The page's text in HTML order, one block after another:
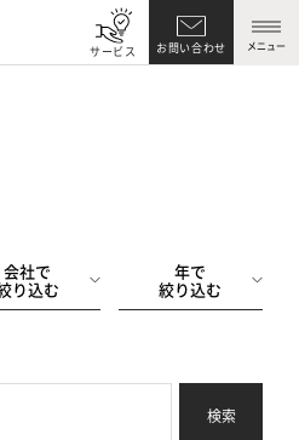
サービス お問い合わせ メニュー
会社で
り込む
年で
絞り込む
検索